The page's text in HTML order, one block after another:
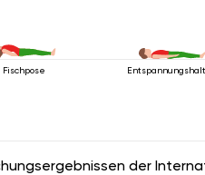
Fischpose
der